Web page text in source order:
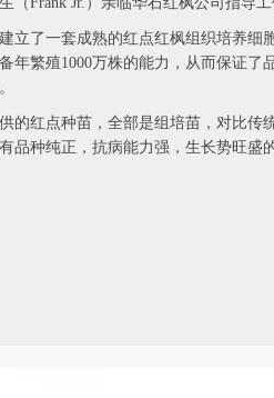
立了一套成熟的红点红枫组织培养细
年繁殖1000万株的能力，从而保证了
的红点种苗，全部是组培苗，对比传
品种纯正，抗病能力强，生长势旺盛